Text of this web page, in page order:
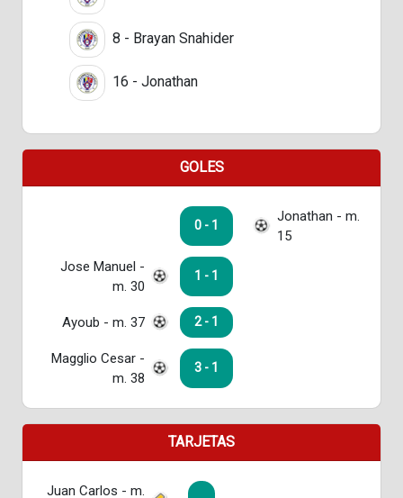
8 - Brayan Snahider
16 - Jonathan
GOLES
0 - 1
Jonathan - m.
15
Jose Manuel -
m. 30
1 - 1
Ayoub - m. 37 2 - 1
Magglio Cesar -
m. 38
3 - 1
TARJETAS
Juan Carlos - m.